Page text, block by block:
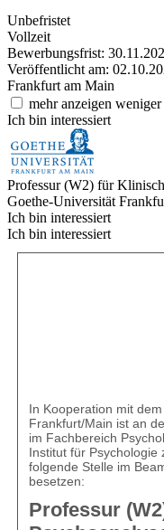
Unbefristet
Vollzeit
Bewerbungsfrist:
Veröffentlicht am:
Frankfurt am Main
mehr anzeigen weniger
Ich bin interessiert
Professur (W2) für
Goethe-Universität
Ich bin interessiert
Ich bin interessiert
In Kooperation mit
Frankfurt/Main ist an
im Fachbereich
Institut für Psychologie
folgende Stelle im
besetzen:
Professur